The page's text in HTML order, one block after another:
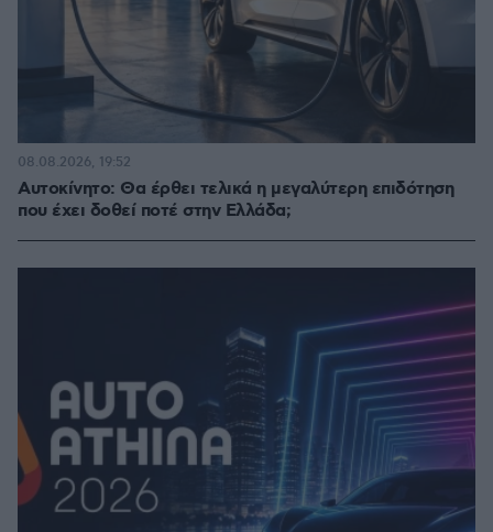
Αυτοκίνητο: Θα έρθει τελικά η μεγαλύτερη επιδότηση
που έχει δοθεί ποτέ στην Ελλάδα;
08.08.2026, 19:52